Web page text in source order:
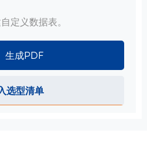
重：3.5kg
：前孔-25mm、后孔-28
：30mm
定义数据表。
生成PDF
选型清单